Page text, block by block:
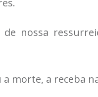
nossa
morte, a receba